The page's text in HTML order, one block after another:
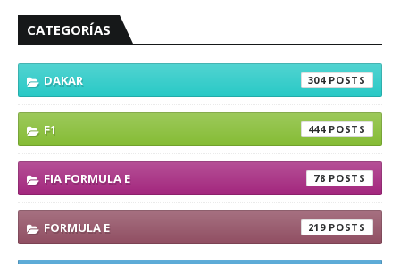
CATEGORÍAS
DAKAR 304
F1 444
FIA FORMULA E 78
FORMULA E 219